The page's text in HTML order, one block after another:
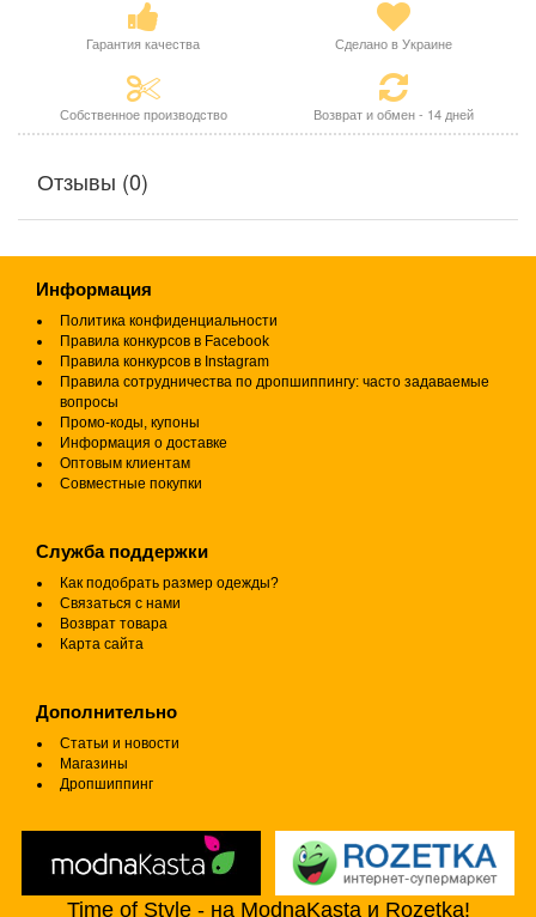
Гарантия качества Сделано в Украине
Собственное производство Возврат и обмен - 14 дней
Отзывы (0)
Информация
Политика конфиденциальности
Правила конкурсов в Facebook
Правила конкурсов в Instagram
Правила сотрудничества по дропшиппингу: часто задаваемые
вопросы
Промо-коды, купоны
Информация о доставке
Оптовым клиентам
Совместные покупки
Служба поддержки
Как подобрать размер одежды?
Связаться с нами
Возврат товара
Карта сайта
Дополнительно
Статьи и новости
Магазины
Дропшиппинг
Time of Style - на ModnaKasta и Rozetka!